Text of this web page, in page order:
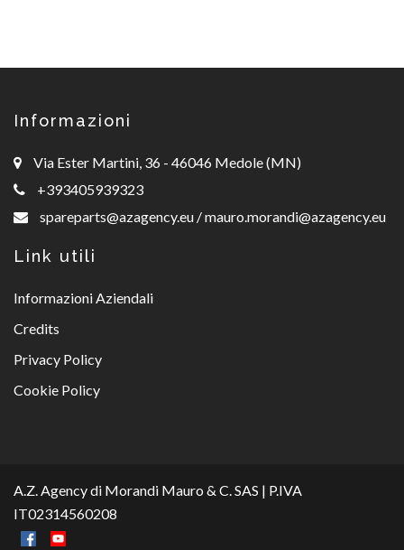
Informazioni
Via Ester Martini, 36 - 46046 Medole (MN)
+393405939323
spareparts@azagency.eu /mauro.morandi@azagency.eu
Link utili
Informazioni Aziendali
Credits
Privacy Policy
Cookie Policy
A.Z. Agency di Morandi Mauro & C. SAS | P.IVA
IT02314560208